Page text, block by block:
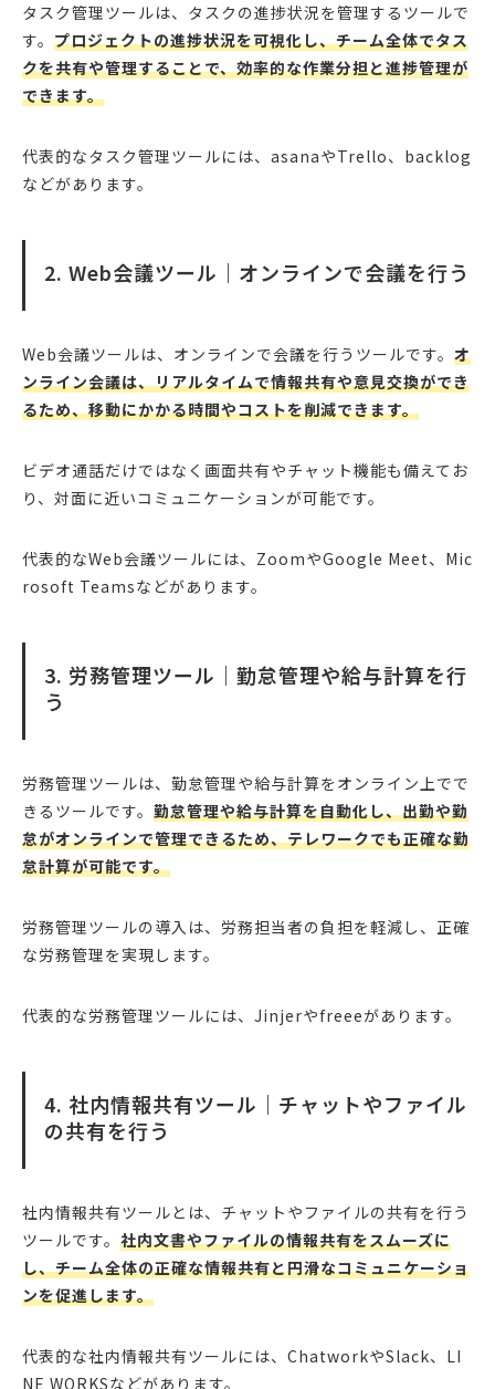
タスク管理ツールは、タスクの進捗状況を管理するツールで
す。 プロジェクトの進捗状況を可視化し、チーム全体でタス
クを共有や管理することで、効率的な作業分担と進捗管理が
できます。
代表的なタスク管理ツールには、asanaやTrello、backlog
などがあります。
2. Web会議ツール｜オンラインで会議を行う
Web会議ツールは、オンラインで会議を行うツールです。 オ
ンライン会議は、リアルタイムで情報共有や意見交換ができ
るため、移動にかかる時間やコストを削減できます。
ビデオ通話だけではなく画面共有やチャット機能も備えてお
り、対面に近いコミュニケーションが可能です。
代表的なWeb会議ツールには、ZoomやGoogle Meet、Mic
rosoft Teamsなどがあります。
3. 労務管理ツール｜勤怠管理や給与計算を行
う
労務管理ツールは、勤怠管理や給与計算をオンライン上でで
きるツールです。 勤怠管理や給与計算を自動化し、出勤や勤
怠がオンラインで管理できるため、テレワークでも正確な勤
怠計算が可能です。
労務管理ツールの導入は、労務担当者の負担を軽減し、正確
な労務管理を実現します。
代表的な労務管理ツールには、Jinjerやfreeeがあります。
4. 社内情報共有ツール｜チャットやファイル
の共有を行う
社内情報共有ツールとは、チャットやファイルの共有を行う
ツールです。 社内文書やファイルの情報共有をスムーズに
し、チーム全体の正確な情報共有と円滑なコミュニケーショ
ンを促進します。
代表的な社内情報共有ツールには、ChatworkやSlack、LI
NE WORKSなどがあります。